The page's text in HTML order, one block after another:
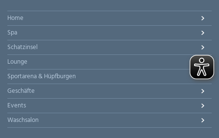
Home
Spa
Schatzinsel
Lounge
Sportarena & Hüpfburgen
Geschäfte
Events
Waschsalon